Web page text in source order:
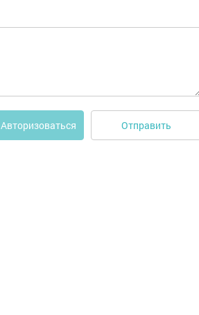
Авторизоваться Отправить